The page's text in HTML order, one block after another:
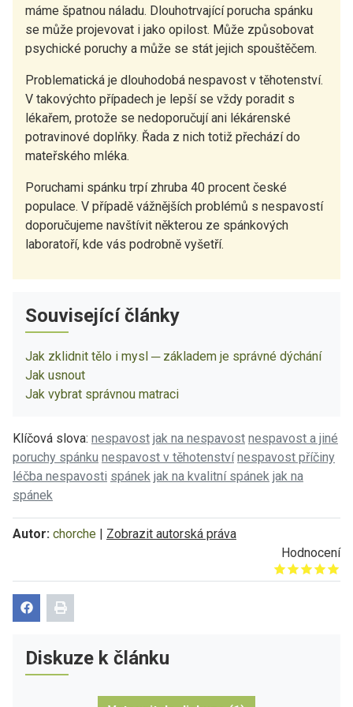
máme špatnou náladu. Dlouhotrvající porucha spánku
se může projevovat i jako opilost. Může způsobovat
psychické poruchy a může se stát jejich spouštěčem.
Problematická je dlouhodobá nespavost v těhotenství.
V takovýchto případech je lepší se vždy poradit s
lékařem, protože se nedoporučují ani lékárenské
potravinové doplňky. Řada z nich totiž přechází do
mateřského mléka.
Poruchami spánku trpí zhruba 40 procent české
populace. V případě vážnějších problémů s nespavostí
doporučujeme navštívit některou ze spánkových
laboratoří, kde vás podrobně vyšetří.
Související články
Jak zklidnit tělo i mysl ─ základem je správné dýchání
Jak usnout
Jak vybrat správnou matraci
Klíčová slova: nespavost jak na nespavost nespavost a jiné
poruchy spánku nespavost v těhotenství nespavost příčiny
léčba nespavosti spánek jak na kvalitní spánek jak na
spánek
Autor: chorche | Zobrazit autorská práva
Hodnocení
Give it 1/5
Give it 2/5
Give it 3/5
Give it 4/5
Give it 5/5
Diskuze k článku